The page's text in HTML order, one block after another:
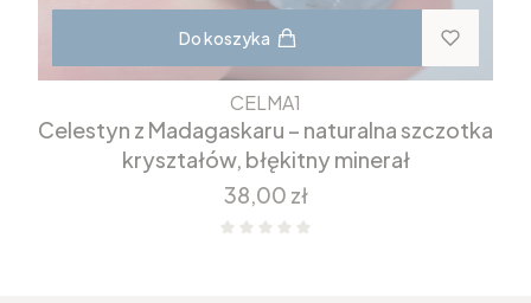
Do koszyka
CELMA1
Celestyn z Madagaskaru – naturalna szczotka
kryształów, błękitny minerał
Cena
38,00 zł